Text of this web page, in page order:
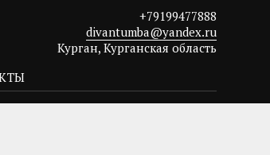
+79199477888
divantumba@yandex.ru
Курган, Курганская область